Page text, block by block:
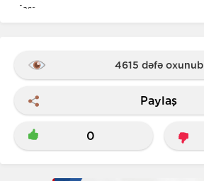
4615 dəfə oxunub
Paylaş
0